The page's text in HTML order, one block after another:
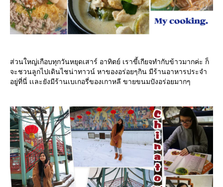
ส่วนใหญ่เกือบทุกวันหยุดเสาร์ อาทิตย์ เราขี้เกียจทำกับข้าวมากค่ะ ก็
จะชวนลูกไปเดินไชน่าทาวน์ หาของอร่อยๆกิน มีร้านอาหารประจำ
อยู่ที่นี่ เเละยังมีร้านเบเกอรี่ของเกาหลี ขายขนมปังอร่อยมากๆ